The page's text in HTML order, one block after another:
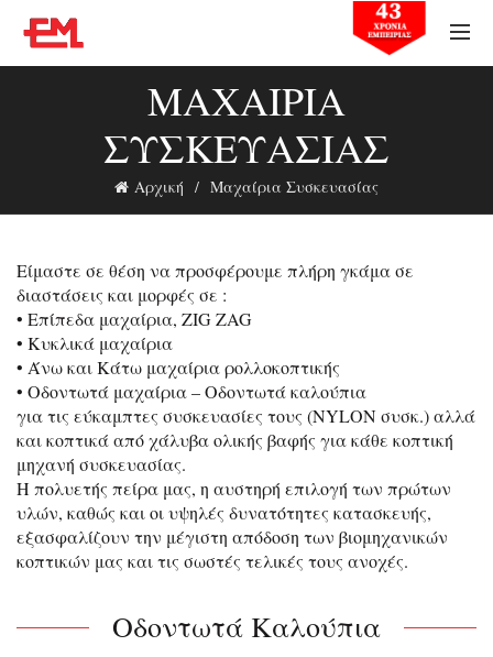
ΜΑΧΑΊΡΙΑ
ΣΥΣΚΕΥΑΣΊΑΣ
Αρχική Μαχαίρια Συσκευασίας
Είμαστε σε θέση να προσφέρουμε πλήρη γκάμα σε
διαστάσεις και μορφές σε :
• Επίπεδα μαχαίρια, ZIG ZAG
• Κυκλικά μαχαίρια
• Άνω και Κάτω μαχαίρια ρολλοκοπτικής
• Οδοντωτά μαχαίρια – Οδοντωτά καλούπια
για τις εύκαμπτες συσκευασίες τους (NYLON συσκ.) αλλά
και κοπτικά από χάλυβα ολικής βαφής για κάθε κοπτική
μηχανή συσκευασίας.
Η πολυετής πείρα μας, η αυστηρή επιλογή των πρώτων
υλών, καθώς και οι υψηλές δυνατότητες κατασκευής,
εξασφαλίζουν την μέγιστη απόδοση των βιομηχανικών
κοπτικών μας και τις σωστές τελικές τους ανοχές.
Οδοντωτά Καλούπια